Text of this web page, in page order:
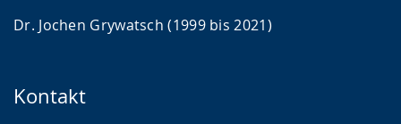
Dr. Jochen Grywatsch (1999 bis 2021)
Kontakt